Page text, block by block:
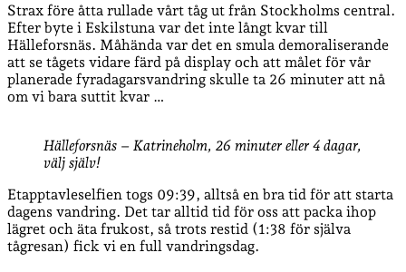
Strax före åtta rullade vårt tåg ut från Stockholms central.
Efter byte i Eskilstuna var det inte långt kvar till
Hälleforsnäs. Måhända var det en smula demoraliserande
att se tågets vidare färd på display och att målet för vår
planerade fyradagarsvandring skulle ta 26 minuter att nå
om vi bara suttit kvar …
Hälleforsnäs – Katrineholm, 26 minuter eller 4 dagar,
välj själv!
Etapptavleselfien togs 09:39, alltså en bra tid för att starta
dagens vandring. Det tar alltid tid för oss att packa ihop
lägret och äta frukost, så trots restid (1:38 för själva
tågresan) fick vi en full vandringsdag.